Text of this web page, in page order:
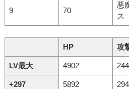
9 70
悪
ス
HP 攻
LV最大 4902
+297 5892